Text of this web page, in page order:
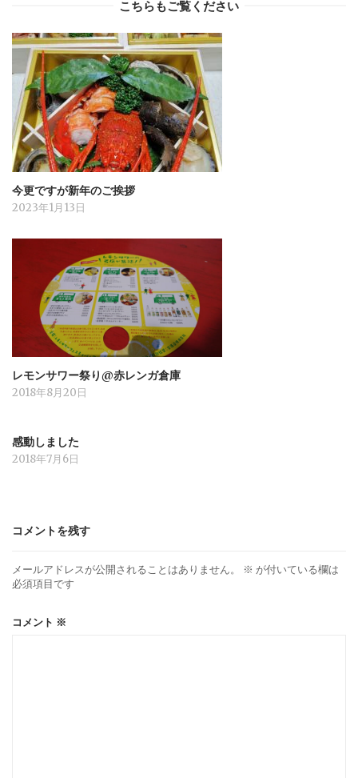
こちらもご覧ください
今更ですが新年のご挨拶
2023年1月13日
レモンサワー祭り@赤レンガ倉庫
2018年8月20日
感動しました
2018年7月6日
コメントを残す
メールアドレスが公開されることはありません。 ※ が付いている欄は
必須項目です
コメント ※